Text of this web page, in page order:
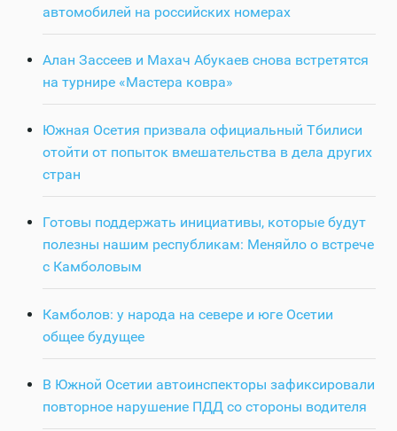
автомобилей на российских номерах
Алан Зассеев и Махач Абукаев снова встретятся
на турнире «Мастера ковра»
Южная Осетия призвала официальный Тбилиси
отойти от попыток вмешательства в дела других
стран
Готовы поддержать инициативы, которые будут
полезны нашим республикам: Меняйло о встрече
с Камболовым
Камболов: у народа на севере и юге Осетии
общее будущее
В Южной Осетии автоинспекторы зафиксировали
повторное нарушение ПДД со стороны водителя